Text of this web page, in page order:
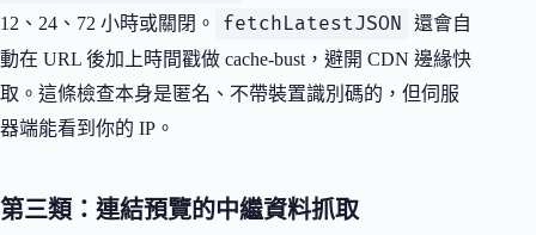
12、24、72 小時或關閉。
fetchLatestJSON
還會自
動在 URL 後加上時間戳做 cache-bust，避開 CDN 邊緣快
取。這條檢查本身是匿名、不帶裝置識別碼的，但伺服
器端能看到你的 IP。
第三類：連結預覽的中繼資料抓取